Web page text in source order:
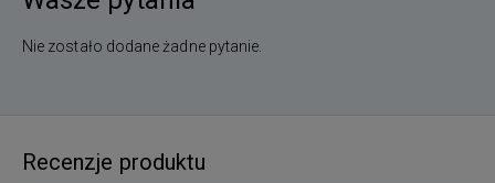
Nie zostało dodane żadne pytanie.
Recenzje produktu